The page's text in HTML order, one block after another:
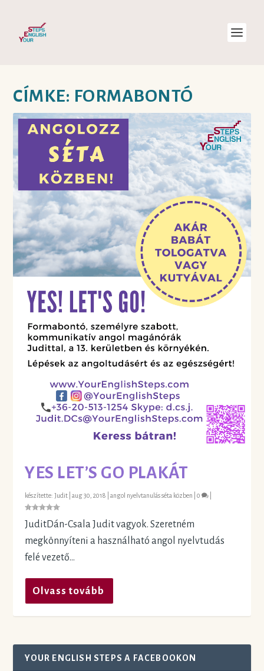
CÍMKE: FORMABONTÓ
YES LET’S GO PLAKÁT
készítette:Judit |aug 30, 2018 |angol nyelvtanulás séta közben |0
JuditDán-Csala Judit vagyok. Szeretném
megkönnyíteni a használható angol nyelvtudás
felé vezető...
Olvass tovább
YOUR ENGLISH STEPS A FACEBOOKON